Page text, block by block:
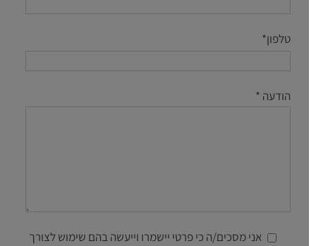
טלפון*
הודעה *
אני מסכים/ה כי פרטי יישמרו וייעשה בהם שימוש לצורך